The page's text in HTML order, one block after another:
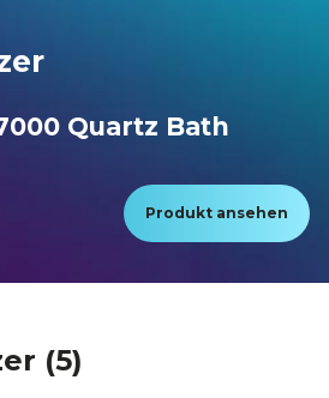
Quartz Bath
Produkt ansehen
(5)